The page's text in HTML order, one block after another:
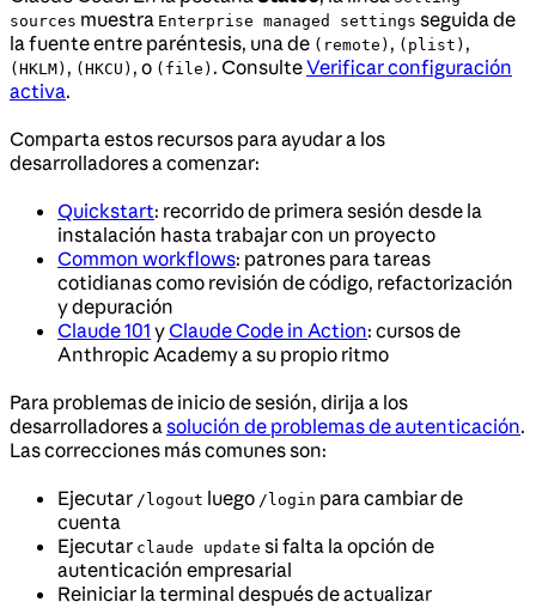
sources muestra Enterprise managed settings seguida de
la fuente entre paréntesis, una de (remote) , (plist) ,
(HKLM) , (HKCU) , o (file) . ConsulteVerificar configuración
activa.
Comparta estos recursos para ayudar a los
desarrolladores a comenzar:
Quickstart: recorrido de primera sesión desde la
instalación hasta trabajar con un proyecto
Common workflows: patrones para tareas
cotidianas como revisión de código, refactorización
y depuración
Claude 101 yClaude Code in Action: cursos de
Anthropic Academy a su propio ritmo
Para problemas de inicio de sesión, dirija a los
desarrolladores asolución de problemas de autenticación.
Las correcciones más comunes son:
Ejecutar /logout luego /login para cambiar de
cuenta
Ejecutar claude update si falta la opción de
autenticación empresarial
Reiniciar la terminal después de actualizar